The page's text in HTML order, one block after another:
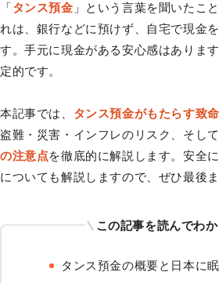
「タンス預金 」という言葉を聞いたこ
れは、銀行などに預けず、自宅で現金
す。手元に現金がある安心感はありま
定的です。
本記事では、 タンス預金がもたらす致
盗難・災害・インフレのリスク、そし
の注意点を徹底的に解説します。安全
についても解説しますので、ぜひ最後
この記事を読んでわ
タンス預金の概要と日本に